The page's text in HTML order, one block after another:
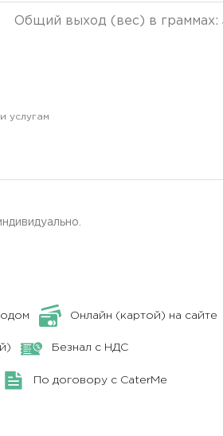
Общий выход (вес) в граммах:
услугам
Онлайн (картой) на сайте
Безнал с НДС
По договору с CaterMe